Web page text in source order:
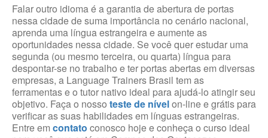
Falar outro idioma é a garantia de abertura de portas
nessa cidade de suma importância no cenário nacional,
aprenda uma língua estrangeira e aumente as
oportunidades nessa cidade. Se você quer estudar uma
segunda (ou mesmo terceira, ou quarta) língua para
despontar-se no trabalho e ter portas abertas em diversas
empresas, a Language Trainers Brasil tem as
ferramentas e o tutor nativo ideal para ajudá-lo atingir seu
objetivo. Faça o nosso teste de nívelon-line e grátis para
verificar as suas habilidades em línguas estrangeiras.
Entre em contato conosco hoje e conheça o curso ideal